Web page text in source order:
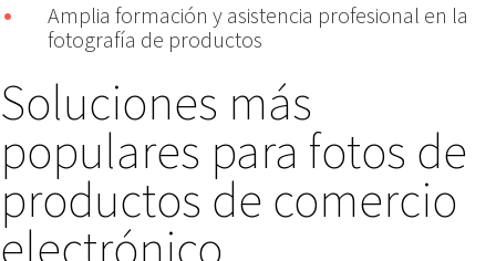
Amplia formación y asistencia profesional en la
fotografía de productos
Soluciones más
populares para fotos de
productos de comercio
electrónico